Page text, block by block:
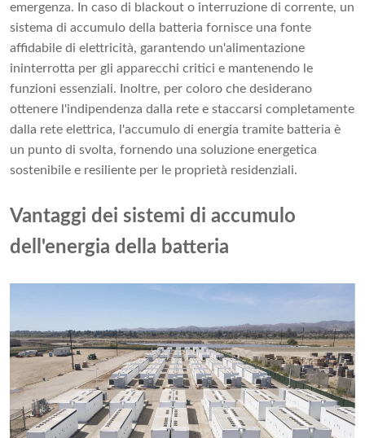
emergenza. In caso di blackout o interruzione di corrente, un
sistema di accumulo della batteria fornisce una fonte
affidabile di elettricità, garantendo un'alimentazione
ininterrotta per gli apparecchi critici e mantenendo le
funzioni essenziali. Inoltre, per coloro che desiderano
ottenere l'indipendenza dalla rete e staccarsi completamente
dalla rete elettrica, l'accumulo di energia tramite batteria è
un punto di svolta, fornendo una soluzione energetica
sostenibile e resiliente per le proprietà residenziali.
Vantaggi dei sistemi di accumulo
dell'energia della batteria